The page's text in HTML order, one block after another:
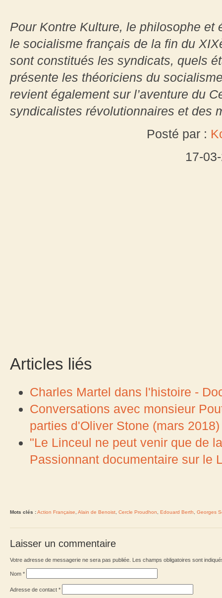
Pour Kontre Kulture, le philosophe
le socialisme français de la fin du
sont constitués les syndicats, quels
présente les théoriciens du
revient également sur l’aventure du
syndicalistes révolutionnaires et des
Posté par :
17-
Articles liés
Charles Martel dans l'histoire -
Conversations avec monsieur
parties d'Oliver Stone (mars 2018)
"Le Linceul ne peut venir que de
Passionnant documentaire sur le
Mots clés :Action Française Alain de Benoist Cercle Proudhon Edouard Berth Georges
Laisser un commentaire
Votre adresse de messagerie ne sera pas publiée. Les champs obligatoires sont
Nom *
Adresse de contact *